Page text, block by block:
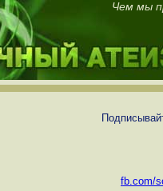
Чем мы
fb.com/